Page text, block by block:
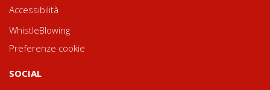
Accessibilità
WhistleBlowing
Preferenze cookie
SOCIAL